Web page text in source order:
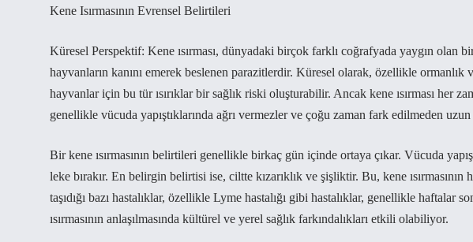
Kene Isırmasının Evrensel Belirtileri
Küresel Perspektif: Kene ısırması, dünyadaki birçok farklı coğrafyada yaygın olan
hayvanların kanını emerek beslenen parazitlerdir. Küresel olarak, özellikle
hayvanlar için bu tür ısırıklar bir sağlık riski oluşturabilir. Ancak kene ısırması her
genellikle vücuda yapıştıklarında ağrı vermezler ve çoğu zaman fark edilmeden
Bir kene ısırmasının belirtileri genellikle birkaç gün içinde ortaya çıkar. Vücuda
leke bırakır. En belirgin belirtisi ise, ciltte kızarıklık ve şişliktir. Bu, kene
taşıdığı bazı hastalıklar, özellikle Lyme hastalığı gibi hastalıklar, genellikle haftalar
ısırmasının anlaşılmasında kültürel ve yerel sağlık farkındalıkları etkili olabiliyor.